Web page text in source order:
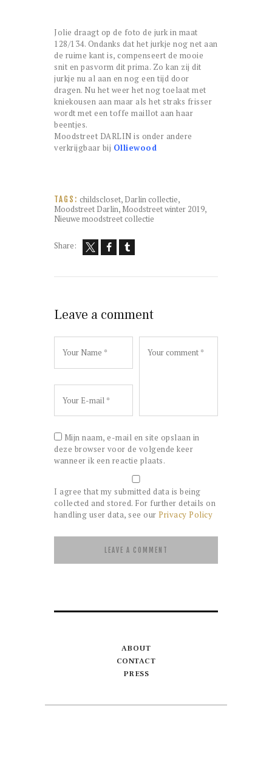
Jolie draagt op de foto de jurk in maat
128/134. Ondanks dat het jurkje nog net aan
de ruime kant is, compenseert de mooie
snit en pasvorm dit prima. Zo kan zij dit
jurkje nu al aan en nog een tijd door
dragen. Nu het weer het nog toelaat met
kniekousen aan maar als het straks frisser
wordt met een toffe maillot aan haar
beentjes.
Moodstreet DARLIN is onder andere
verkrijgbaar bij Olliewood
TAGS: childscloset, Darlin collectie,
Moodstreet Darlin, Moodstreet winter 2019,
Nieuwe moodstreet collectie
Share:
Leave a comment
Mijn naam, e-mail en site opslaan in
deze browser voor de volgende keer
wanneer ik een reactie plaats.
I agree that my submitted data is being
collected and stored. For further details on
handling user data, see our Privacy Policy
ABOUT
CONTACT
PRESS